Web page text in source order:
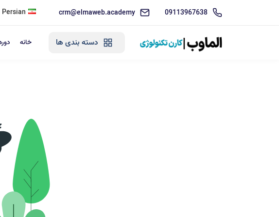
09113967638
crm@elmaweb.academy
Persian
دسته بندی ها خانه